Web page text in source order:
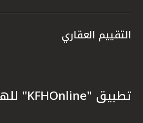
التقييم العقاري
تطبيق "KFHOnline" للهواتف الذكية